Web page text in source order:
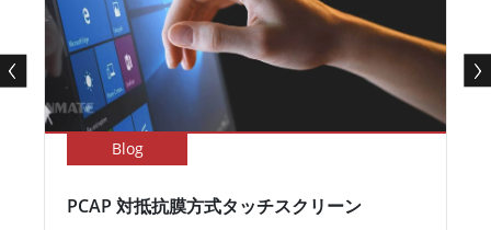
Blog
PCAP 対抵抗膜方式タッチスクリーン